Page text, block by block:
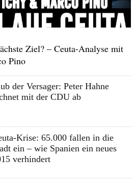
Ziel? – Ceuta-Analyse mit
Pino
der Versager: Peter Hahne
mit der CDU ab
Krise: 65.000 fallen in die
ein – wie Spanien ein neues
verhindert